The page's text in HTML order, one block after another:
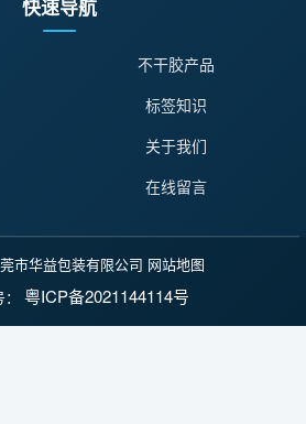
快速导航
不干胶产品
标签知识
关于我们
在线留言
市华益包装有限公司 网站地图
粤ICP备2021144114号